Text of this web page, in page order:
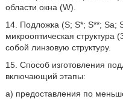
области окна (W).
14. Подложка (S; S*; S**; Sa;
микрооптическая структура
собой линзовую структуру.
15. Способ изготовления
включающий этапы:
a) предоставления по